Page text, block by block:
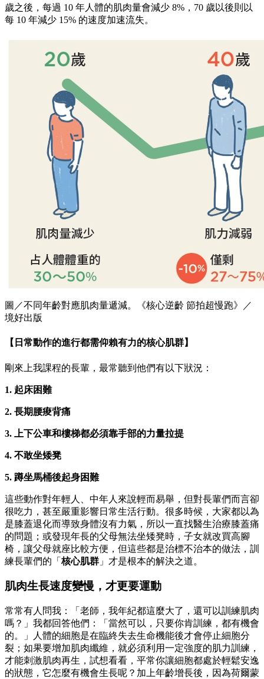
歲之後，每過 10 年人體的肌肉量會減少 8%，70 歲以後則以
每 10 年減少 15% 的速度加速流失。
圖／不同年齡對應肌肉量遞減。《核心逆齡 節拍超慢跑》／
境好出版
【日常動作的進行都需仰賴有力的核心肌群】
剛來上我課程的長輩，最常聽到他們有以下狀況：
1. 起床困難
2. 長期腰痠背痛
3. 上下公車和樓梯都必須靠手部的力量拉提
4. 不敢坐矮凳
5. 蹲坐馬桶後起身困難
這些動作對年輕人、中年人來說輕而易舉，但對長輩們而言卻
很吃力，甚至嚴重影響日常生活行動。很多時候，大家都以為
是膝蓋退化而導致身體沒有力氣，所以一直找醫生治療膝蓋痛
的問題；或發現年長的父母無法坐矮凳時，子女就改買高腳
椅，讓父母就座比較方便，但這些都是治標不治本的做法，訓
練長輩們的「 核心肌群 」才是根本的解決之道。
肌肉生長速度變慢，才更要運動
常常有人問我：「老師，我年紀都這麼大了，還可以訓練肌肉
嗎？」我都回答他們：「當然可以，只要你肯訓練，都有機會
的。」人體的細胞是在臨終失去生命機能後才會停止細胞分
裂；如果要增加肌肉纖維，就必須利用一定強度的肌力訓練，
才能刺激肌肉再生，試想看看，平常你讓細胞都處於輕鬆安逸
的狀態，它怎麼有機會生長呢？加上年齡增長後，因為荷爾蒙